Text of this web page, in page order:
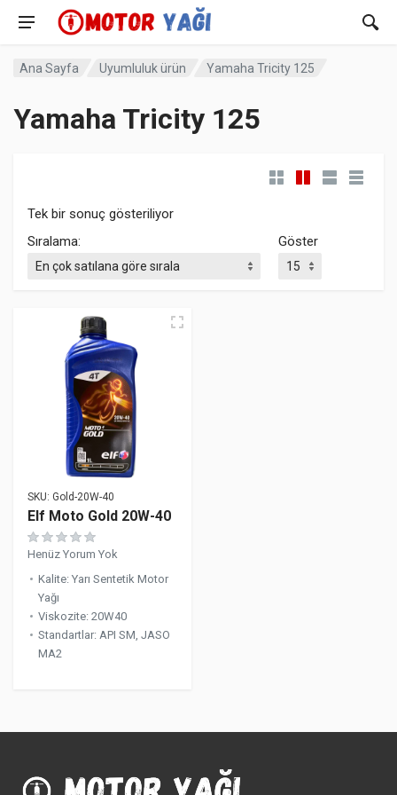
Ana Sayfa Uyumluluk ürün Yamaha Tricity 125
Yamaha Tricity 125
Tek bir sonuç gösteriliyor
Sıralama:
Göster
SKU: Gold-20W-40
Elf Moto Gold 20W-40
Henüz Yorum Yok
Kalite: Yarı Sentetik Motor
Yağı
Viskozite: 20W40
Standartlar: API SM, JASO
MA2